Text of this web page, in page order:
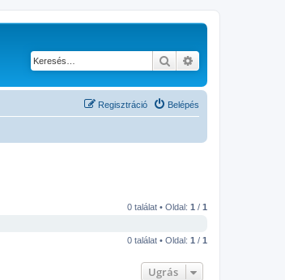
Keresés
Belépés
Regisztráció
0 találat • Oldal: 1 / 1
0 találat • Oldal: 1 / 1
Ugrás